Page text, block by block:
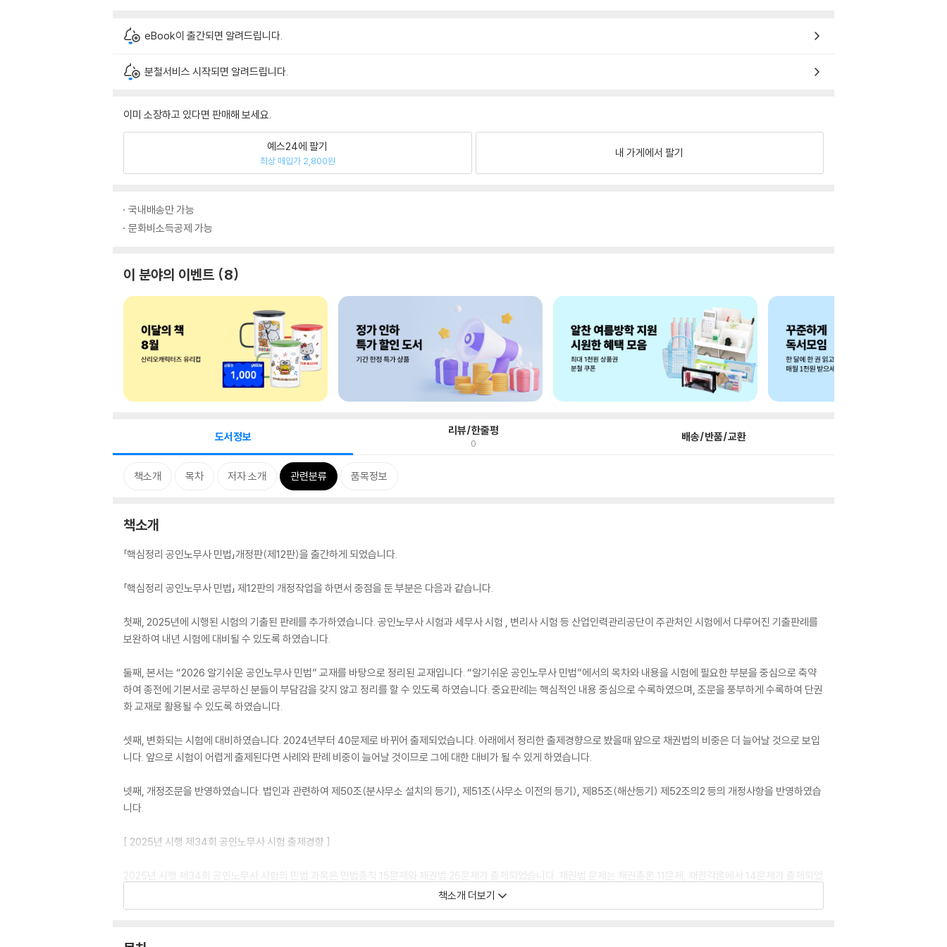
eBook이 출간되면 알려드립니다.
분철서비스 시작되면 알려드립니다.
이미 소장하고 있다면 판매해 보세요.
예스24에 팔기
최상 매입가 2,800원
내 가게에서 팔기
국내배송만 가능
문화비소득공제 가능
이 분야의 이벤트 8
도서정보 리뷰/한줄평
0 배송/반품/교환
책소개 목차 저자 소개 관련분류 품목정보
책소개
「핵심정리 공인노무사 민법」개정판(제12판)을 출간하게 되었습니다.
「핵심정리 공인노무사 민법」 제12판의 개정작업을 하면서 중점을 둔 부분은 다음과 같습니다.
첫째, 2025년에 시행된 시험의 기출된 판례를 추가하였습니다. 공인노무사 시험과 세무사 시험 , 변리사 시험 등 산업인력관리공단이 주관처인 시험에서 다루어진 기출판례를
보완하여 내년 시험에 대비될 수 있도록 하였습니다.
둘째, 본서는 “2026 알기쉬운 공인노무사 민법” 교재를 바탕으로 정리된 교재입니다. “알기쉬운 공인노무사 민법”에서의 목차와 내용을 시험에 필요한 부분을 중심으로 축약
하여 종전에 기본서로 공부하신 분들이 부담감을 갖지 않고 정리를 할 수 있도록 하였습니다. 중요판례는 핵심적인 내용 중심으로 수록하였으며, 조문을 풍부하게 수록하여 단권
화 교재로 활용될 수 있도록 하였습니다.
셋째, 변화되는 시험에 대비하였습니다. 2024년부터 40문제로 바뀌어 출제되었습니다. 아래에서 정리한 출제경향으로 봤을때 앞으로 채권법의 비중은 더 늘어날 것으로 보입
니다. 앞으로 시험이 어렵게 출제된다면 사례와 판례 비중이 늘어날 것이므로 그에 대한 대비가 될 수 있게 하였습니다.
넷째, 개정조문을 반영하였습니다. 법인과 관련하여 제50조(분사무소 설치의 등기), 제51조(사무소 이전의 등기), 제85조(해산등기) 제52조의2 등의 개정사항을 반영하였습
니다.
[ 2025년 시행 제34회 공인노무사 시험 출제경향 ]
2025년 시행 제34회 공인노무사 시험의 민법 과목은 민법총칙 15문제와 채권법 25문제가 출제되었습니다. 채권법 문제는 채권총론 11문제, 채권각론에서 14문제가 출제되었
판례를 답으로 한 문제 - 민총(13개), 채권(21개)
책소개 더보기